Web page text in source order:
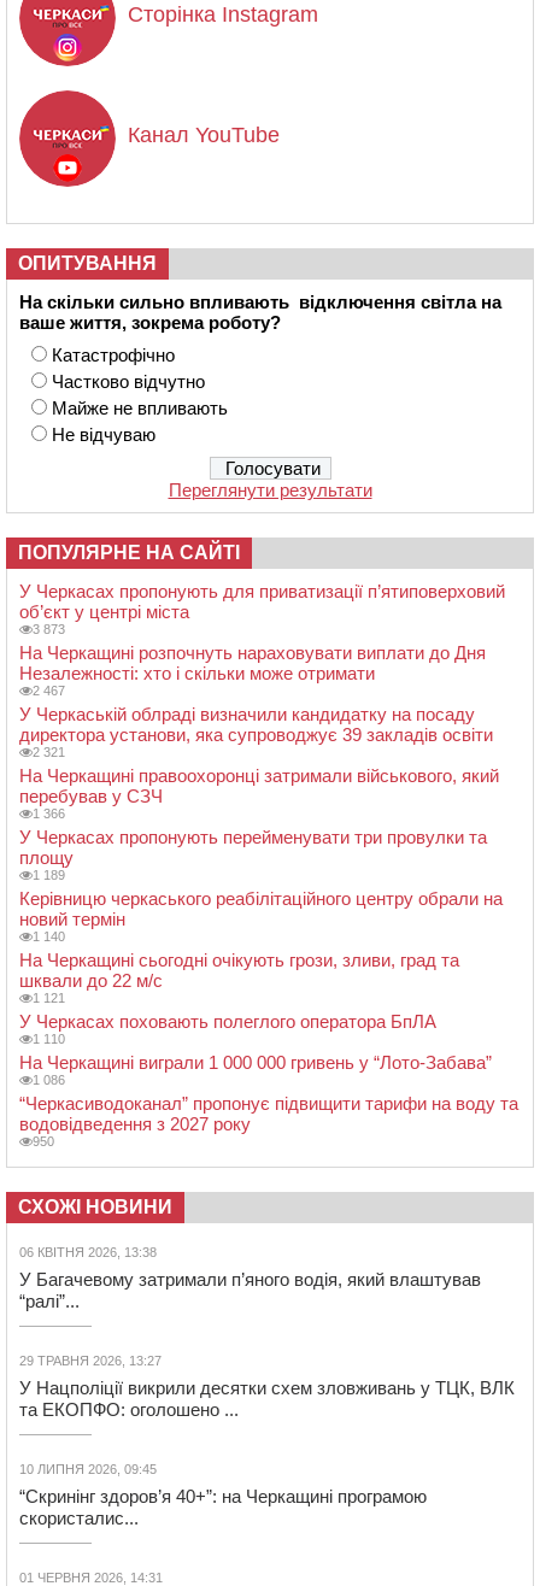
Сторінка Instagram
Канал YouTube
ОПИТУВАННЯ
На скільки сильно впливають відключення світла на
ваше життя, зокрема роботу?
Катастрофічно
Частково відчутно
Майже не впливають
Не відчуваю
Переглянути результати
ПОПУЛЯРНЕ НА САЙТІ
У Черкасах пропонують для приватизації п’ятиповерховий
об’єкт у центрі міста
3 873
На Черкащині розпочнуть нараховувати виплати до Дня
Незалежності: хто і скільки може отримати
2 467
У Черкаській облраді визначили кандидатку на посаду
директора установи, яка супроводжує 39 закладів освіти
2 321
На Черкащині правоохоронці затримали військового, який
перебував у СЗЧ
1 366
У Черкасах пропонують перейменувати три провулки та
площу
1 189
Керівницю черкаського реабілітаційного центру обрали на
новий термін
1 140
На Черкащині сьогодні очікують грози, зливи, град та
шквали до 22 м/с
1 121
У Черкасах поховають полеглого оператора БпЛА
1 110
На Черкащині виграли 1 000 000 гривень у “Лото-Забава”
1 086
“Черкасиводоканал” пропонує підвищити тарифи на воду та
водовідведення з 2027 року
950
СХОЖІ НОВИНИ
06 КВІТНЯ 2026, 13:38
У Багачевому затримали п’яного водія, який влаштував
“ралі”...
29 ТРАВНЯ 2026, 13:27
У Нацполіції викрили десятки схем зловживань у ТЦК, ВЛК
та ЕКОПФО: оголошено ...
10 ЛИПНЯ 2026, 09:45
“Скринінг здоров’я 40+”: на Черкащині програмою
скористалис...
01 ЧЕРВНЯ 2026, 14:31